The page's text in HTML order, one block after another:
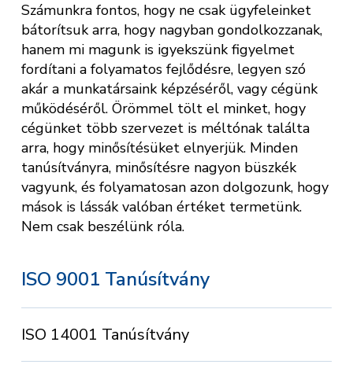
Számunkra fontos, hogy ne csak ügyfeleinket
bátorítsuk arra, hogy nagyban gondolkozzanak,
hanem mi magunk is igyekszünk figyelmet
fordítani a folyamatos fejlődésre, legyen szó
akár a munkatársaink képzéséről, vagy cégünk
működéséről. Örömmel tölt el minket, hogy
cégünket több szervezet is méltónak találta
arra, hogy minősítésüket elnyerjük. Minden
tanúsítványra, minősítésre nagyon büszkék
vagyunk, és folyamatosan azon dolgozunk, hogy
mások is lássák valóban értéket termetünk.
Nem csak beszélünk róla.
ISO 9001 Tanúsítvány
ISO 14001 Tanúsítvány